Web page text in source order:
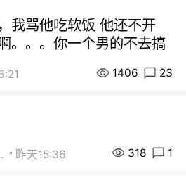
我骂他吃软饭 他还不开
。。。你一个男的不去搞
1406 23
发 昨天15:36 318 1